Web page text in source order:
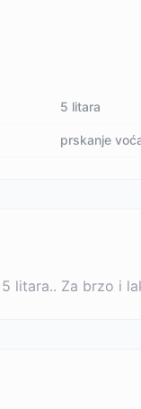
5 litara
prskanje
litara.. Za brzo i